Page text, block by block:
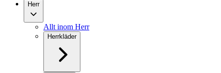
Herr
Allt inom Herr
Herrkläder